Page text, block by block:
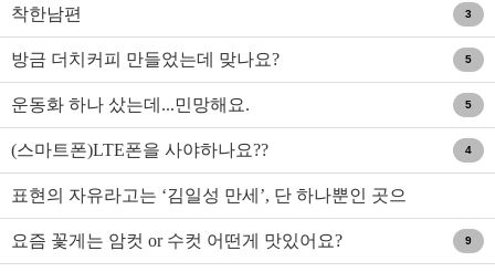
착한남편 3
방금 더치커피 만들었는데 맞나요? 5
운동화 하나 샀는데...민망해요. 5
(스마트폰)LTE폰을 사야하나요?? 4
표현의 자유라고는 ‘김일성 만세’, 단 하나뿐인 곳으
로 GO! ..
요즘 꽃게는 암컷 or 수컷 어떤게 맛있어요? 9